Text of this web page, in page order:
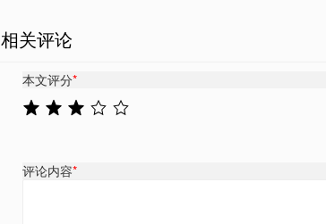
相关评论
本文评分*
评论内容*